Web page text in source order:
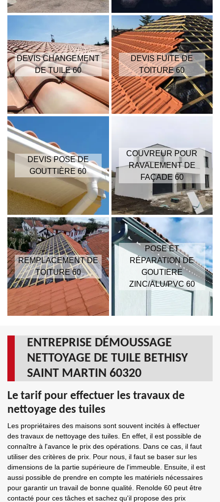
DEVIS CHANGEMENT
DE TUILE 60
DEVIS FUITE DE
TOITURE 60
DEVIS POSE DE
GOUTTIÈRE 60
COUVREUR POUR
RAVALEMENT DE
FAÇADE 60
REMPLACEMENT DE
TOITURE 60
POSE ET
RÉPARATION DE
GOUTIERE
ZINC/ALU/PVC 60
ENTREPRISE DÉMOUSSAGE
NETTOYAGE DE TUILE BETHISY
SAINT MARTIN 60320
Le tarif pour effectuer les travaux de
nettoyage des tuiles
Les propriétaires des maisons sont souvent incités à effectuer
des travaux de nettoyage des tuiles. En effet, il est possible de
connaître à l'avance le prix des opérations. Dans ce cas, il faut
utiliser des critères de prix. Pour nous, il faut se baser sur les
dimensions de la partie supérieure de l'immeuble. Ensuite, il est
aussi possible de prendre en compte les matériels nécessaires
pour garantir un travail de bonne qualité. Renolde 60 peut être
contacté pour ces tâches et sachez qu'il propose des prix